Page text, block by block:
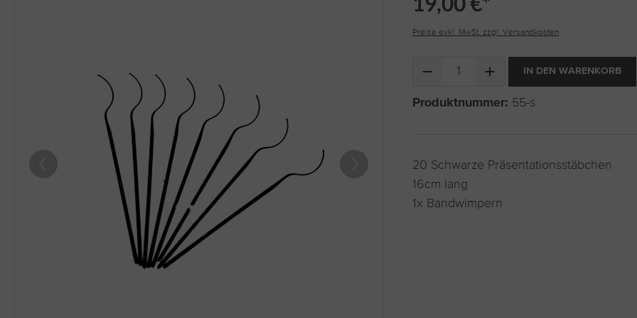
Preise exkl. MwSt. zzgl. Versandkosten
Produkt Anzahl: Gib den gewünschten Wert
IN DEN WARENKORB
Produktnummer: 55-s
20 Schwarze Präsentationsstäbchen
16cm lang
1x Bandwimpern